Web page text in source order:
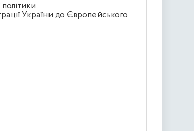
України до Європейського